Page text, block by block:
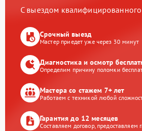
С выездом квалифицированного
Срочный выезд
Мастер приедет уже через 30 минут
Диагностика и осмотр
Определим причину поломки
Мастера со стажем 7+ лет
Работаем с техникой любой
Гарантия до 12 месяцев
Составляем договор, предоставляем